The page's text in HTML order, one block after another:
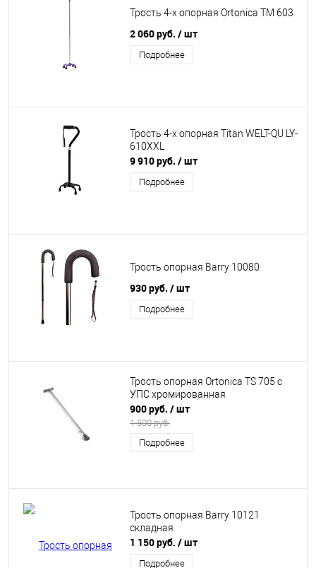
Трость 4-х опорная Ortonica ТМ 603
2 060 руб. / шт
Подробнее
Трость 4-х опорная Titan WELT-QU LY-
610XXL
9 910 руб. / шт
Подробнее
Трость опорная Barry 10080
930 руб. / шт
Подробнее
Трость опорная Ortonica TS 705 с
УПС хромированная
900 руб. / шт
1 500 руб.
Подробнее
Трость опорная Barry 10121
складная
1 150 руб. / шт
Подробнее